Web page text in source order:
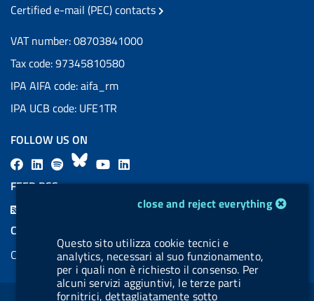
cookie management moduleclose and reject everything
Questo sito utilizza cookie tecnici e
analytics, necessari al suo funzionamento,
per i quali non è richiesto il consenso. Per
alcuni servizi aggiuntivi, le terze parti
fornitrici, dettagliatamente sotto
Certified e-mail (PEC) contacts
VAT number: 08703841000
Tax code: 97345810580
IPA AIFA code: aifa_rm
IPA UCB code: UFE1TR
FOLLOW US ON
F
a
L
i
a
l
.
b
u
B
l
s
k
y
Y
o
u
b
e
i
e
d
i
n
FEED RSS
COOKIES
Cookie management
Sezione Link Utili